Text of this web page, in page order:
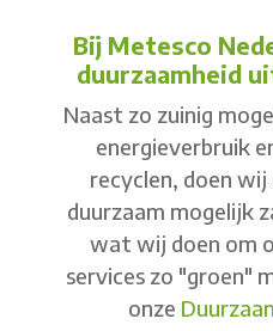
Bij Metesco
duurzaamheid
Naast zo zuinig
energieverbruik
recyclen, doen wij
duurzaam mogelijk
wat wij doen om
services zo "groen"
onze